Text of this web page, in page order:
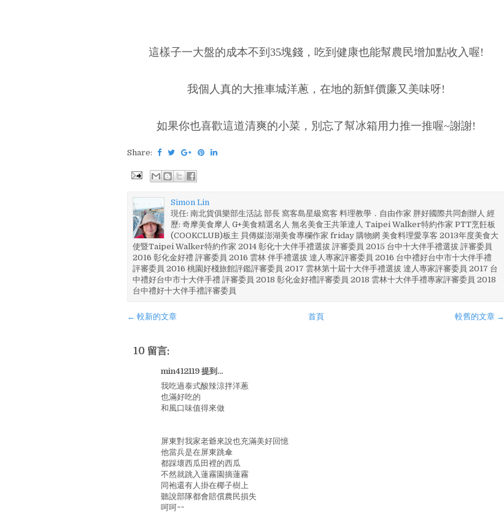
這樣子一大盤的成本不到35塊錢，吃到健康也能幫農民增加點收入喔!
我個人真的大推車城洋蔥，在地的新鮮價廉又美味呀!
如果你也喜歡這道清爽的小菜，別忘了幫冰箱用力推一推喔~謝謝!
Share:
Simon Lin
現任: 南北貨俱樂部生活誌 部長 窩客島星級窩客 料理教學．自由作家 胖好國際共同創辦人 經
歷: 奇摩美食摩人 G+美食精選名人 無名美食王共筆達人 Taipei Walker特約作家 PTT烹飪板
(COOKCLUB)板主 貝傳媒澎湖美食專欄作家 friday 購物網 美食料理愛享客 2013年度美食大
使暨Taipei Walker特約作家 2014 彰化十大伴手禮選拔 評審委員 2015 台中十大伴手禮選拔 評審委員
2016 彰化金好禮 評審委員 2016 雲林 伴手禮選拔 達人專家評審委員 2016 台中禮好台中市十大伴手禮
評審委員 2016 桃園好棧旅館評鑑評審委員 2017 雲林第十屆十大伴手禮選拔 達人專家評審委員 2017 台
中禮好台中市十大伴手禮 評審委員 2018 彰化金好禮評審委員 2018 雲林十大伴手禮專家評審委員 2018
台中禮好十大伴手禮評審委員
← 較新的文章 較舊的文章 →
首頁
10 留言:
min412119 提到...
我吃過泰式酸辣涼拌洋蔥
也滿好吃的
和風口味值得來做
屏東對我家老爺來說也充滿美好回憶
他當兵是在屏東跳傘
都踩壞西瓜田裡的西瓜
不然就跳入蓮霧園摘蓮霧
同袍還有人掛在椰子樹上
聽說部隊都會賠償農民損失
呵呵~~